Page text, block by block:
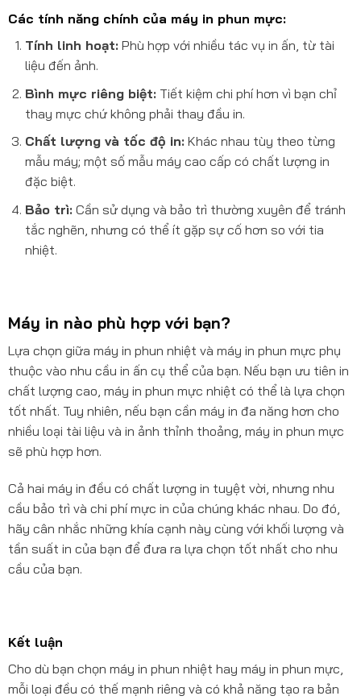
Các tính năng chính của máy in phun mực:
Tính linh hoạt:Phù hợp với nhiều tác vụ in ấn, từ tài
liệu đến ảnh.
Bình mực riêng biệt:Tiết kiệm chi phí hơn vì bạn chỉ
thay mực chứ không phải thay đầu in.
Chất lượng và tốc độ in:Khác nhau tùy theo từng
mẫu máy; một số mẫu máy cao cấp có chất lượng in
đặc biệt.
Bảo trì:Cần sử dụng và bảo trì thường xuyên để tránh
tắc nghẽn, nhưng có thể ít gặp sự cố hơn so với tia
nhiệt.
Máy in nào phù hợp với bạn?
Lựa chọn giữa máy in phun nhiệt và máy in phun mực phụ
thuộc vào nhu cầu in ấn cụ thể của bạn. Nếu bạn ưu tiên in
chất lượng cao, máy in phun mực nhiệt có thể là lựa chọn
tốt nhất. Tuy nhiên, nếu bạn cần máy in đa năng hơn cho
nhiều loại tài liệu và in ảnh thỉnh thoảng, máy in phun mực
sẽ phù hợp hơn.
Cả hai máy in đều có chất lượng in tuyệt vời, nhưng nhu
cầu bảo trì và chi phí mực in của chúng khác nhau. Do đó,
hãy cân nhắc những khía cạnh này cùng với khối lượng và
tần suất in của bạn để đưa ra lựa chọn tốt nhất cho nhu
cầu của bạn.
Kết luận
Cho dù bạn chọn máy in phun nhiệt hay máy in phun mực,
mỗi loại đều có thế mạnh riêng và có khả năng tạo ra bản